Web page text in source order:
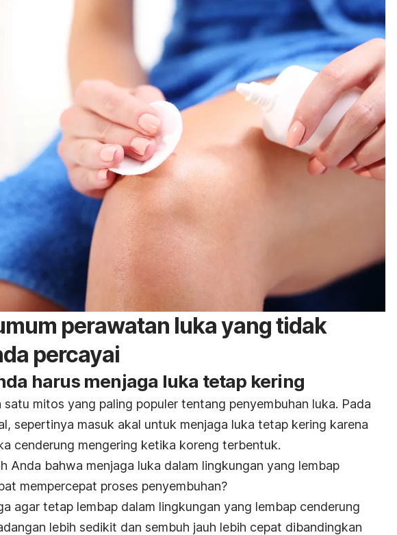
perawatan luka yang tidak
percayai
harus menjaga luka tetap kering
satu mitos yang paling populer tentang penyembuhan luka. Pada
sepertinya masuk akal untuk menjaga luka tetap kering karena
cenderung mengering ketika koreng terbentuk.
Anda bahwa menjaga luka dalam lingkungan yang lembap
mempercepat proses penyembuhan?
agar tetap lembap dalam lingkungan yang lembap cenderung
lebih sedikit dan sembuh jauh lebih cepat dibandingkan